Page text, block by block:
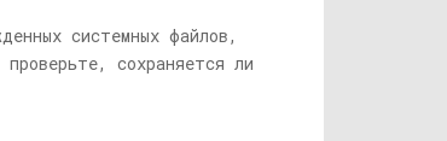
системных файлов,
сохраняется ли